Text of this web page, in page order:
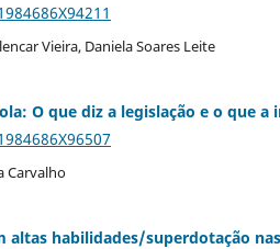
Vieira, Daniela Soares Leite
O que diz a legislação e o que a
Carvalho
altas habilidades/superdotação